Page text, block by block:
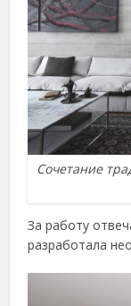
Сочетание
За работу
разработала